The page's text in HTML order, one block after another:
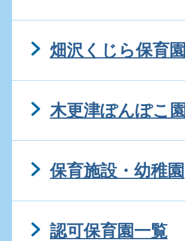
畑沢くじら保育園
木更津ぽんぽこ園
保育施設・幼稚園
認可保育園一覧